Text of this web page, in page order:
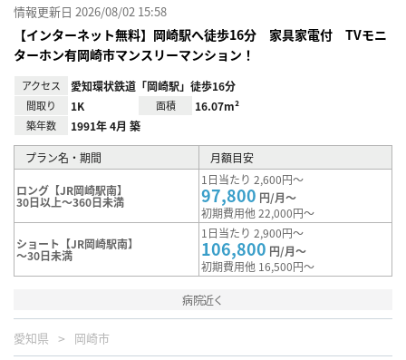
情報更新日 2026/08/02 15:58
【インターネット無料】岡崎駅へ徒歩16分 家具家電付 TVモニ
ターホン有岡崎市マンスリーマンション！
アクセス 愛知環状鉄道「岡崎駅」徒歩16分
間取り 1K 面積 16.07m²
築年数 1991年 4月 築
プラン名・期間 月額目安
ロング【JR岡崎駅南】
30日以上～360日未満
1日当たり 2,600円～
97,800 円/月～
初期費用他 22,000円～
ショート【JR岡崎駅南】
～30日未満
1日当たり 2,900円～
106,800 円/月～
初期費用他 16,500円～
病院近く
愛知県 岡崎市